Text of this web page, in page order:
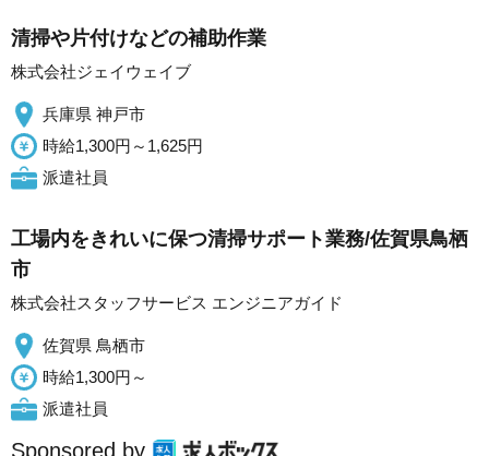
清掃や片付けなどの補助作業
株式会社ジェイウェイブ
兵庫県 神戸市
時給1,300円～1,625円
派遣社員
工場内をきれいに保つ清掃サポート業務/佐賀県鳥栖
市
株式会社スタッフサービス エンジニアガイド
佐賀県 鳥栖市
時給1,300円～
派遣社員
Sponsored by